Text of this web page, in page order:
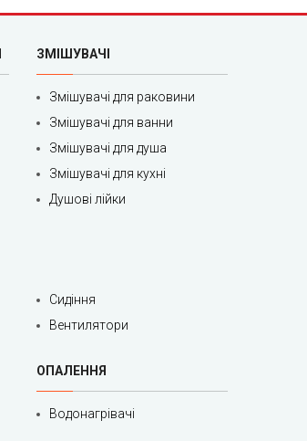
ЗМІШУВАЧІ
Змішувачі для раковини
Змішувачі для ванни
Змішувачі для душа
Змішувачі для кухні
Душові лійки
Сидіння
Вентилятори
ОПАЛЕННЯ
Водонагрівачі